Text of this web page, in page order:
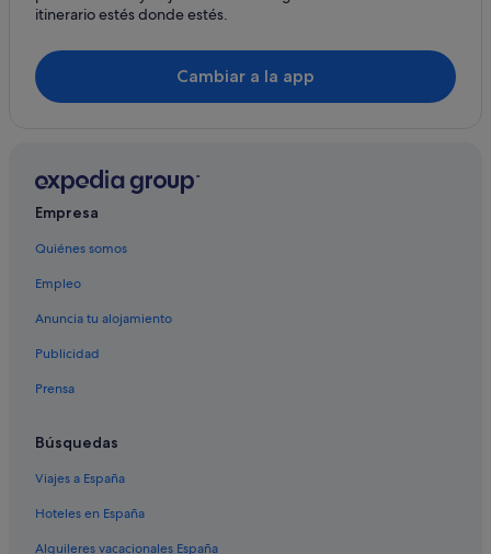
itinerario estés donde estés.
Cambiar a la app
Empresa
Quiénes somos
Empleo
Anuncia tu alojamiento
Publicidad
Prensa
Búsquedas
Viajes a España
Hoteles en España
Alquileres vacacionales España